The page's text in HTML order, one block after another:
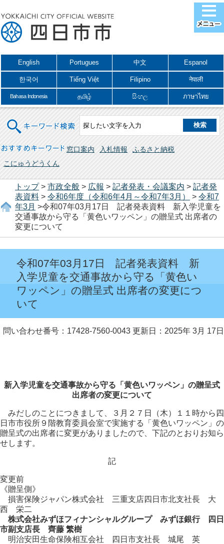
English Portugues 中文 Espanol
한국어 Tiếng Việt Filipino नेपाली
Bahasa Indonesia தமிழ் සිංහල ภาษาไทย
キーワード検索
おすすめキーワード 窓口案内 入札情報
ふるさと納税
こにゅうどうくん
トップ> 市政全般 > 広報 > 記者発表・会議案内 > 記者発
表資料 > 令和6年度（令和6年4月～令和7年3月） > 令和7
年3月 >令和07年03月17日 記者発表資料 新入学児童を
交通事故から守る「黄色いワッペン」の贈呈式 出席者の
変更について
令和07年03月17日 記者発表資料 新
入学児童を交通事故から守る「黄色い
ワッペン」の贈呈式 出席者の変更につ
いて
問い合わせ番号：17428-7560-0043 更新日：2025年 3月 17日
新入学児童を交通事故から守る「黄色いワッペン」の贈呈式
出席者の変更について
みだしのことにつきまして、３月２７日（木）１１時から四
日市市役所９階教育委員会室で実施する「黄色いワッペン」の
贈呈式の出席者に変更がありましたので、下記のとおりお知ら
せします。
記
変更前
《贈呈側》
損害保険ジャパン株式会社 三重支店四日市北支社長 大
西 栄二
株式会社みずほフィナンシャルグループ みずほ銀行 四日
市副支店長 齊藤 繁樹
明治安田生命保険相互会社 四日市支社長 城尾 英